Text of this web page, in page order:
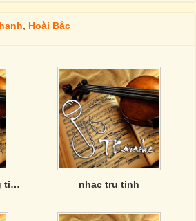
, Hoài Bắc
Đỉnh Nghệ Thuật: cùng tiêu điểm - khác góc tới. nhac tru tinh